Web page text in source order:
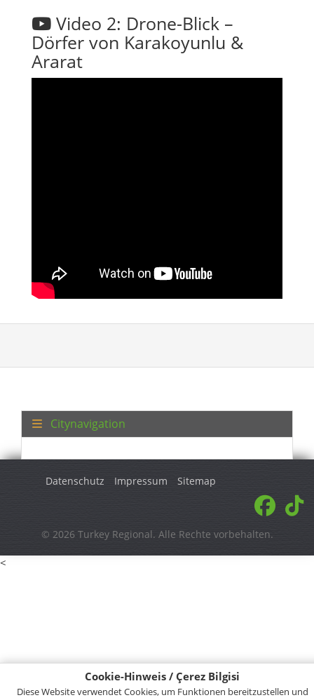
Cookie-Hinweis / Çerez Bilgisi
Diese Website verwendet Cookies, um Funktionen bereitzustellen und
Video 2: Drone-Blick –
Dörfer von Karakoyunlu &
Ararat
Citynavigation
Datenschutz Impressum Sitemap
© 2026 Turkey Regional. Alle Rechte vorbehalten.
<